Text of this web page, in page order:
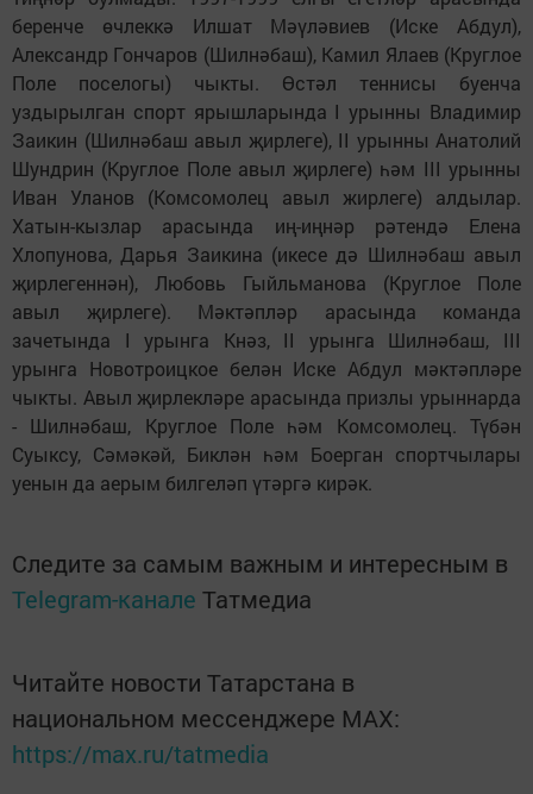
беренче өчлеккә Илшат Мәүләвиев (Иске Абдул),
Александр Гончаров (Шилнәбаш), Камил Ялаев (Круглое
Поле поселогы) чыкты. Өстәл теннисы буенча
уздырылган спорт ярышларында I урынны Владимир
Заикин (Шилнәбаш авыл җирлеге), II урынны Анатолий
Шундрин (Круглое Поле авыл җирлеге) һәм III урынны
Иван Уланов (Комсомолец авыл жирлеге) алдылар.
Хатын-кызлар арасында иң-иңнәр рәтендә Елена
Хлопунова, Дарья Заикина (икесе дә Шилнәбаш авыл
җирлегеннән), Любовь Гыйльманова (Круглое Поле
авыл җирлеге). Мәктәпләр арасында команда
зачетында I урынга Кнәз, II урынга Шилнәбаш, III
урынга Новотроицкое белән Иске Абдул мәктәпләре
чыкты. Авыл җирлекләре арасында призлы урыннарда
- Шилнәбаш, Круглое Поле һәм Комсомолец. Түбән
Суыксу, Сәмәкәй, Биклән һәм Боерган спортчылары
уенын да аерым билгеләп үтәргә кирәк.
Следите за самым важным и интересным в
Telegram-канале Татмедиа
Читайте новости Татарстана в
национальном мессенджере MАХ:
https://max.ru/tatmedia